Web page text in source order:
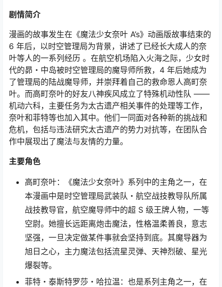
剧情简介
漫画的故事发生在《魔法少女奈叶 A’s》动画版故事结束的
6 年后，以时空管理局为背景，讲述了已经长大成人的奈
叶等人的一系列经历 。在航空机场陷入火海之际，少女时
代的昴・中岛被时空管理局的魔导师所救，4 年后她成为
了管理局的陆战魔导师，并崇拜着自己的救命恩人高町奈
叶。而高町奈叶的好友八神疾风成立了特殊机动性队 ——
机动六科，主要任务为太古遗产相关事件的处理等工作，
奈叶和菲特等也加入其中。他们一同面对各种新的挑战和
危机，包括与违法研究太古遗产的势力对抗等，在团队合
作中展现出了魔法与友情的力量。
主要角色
高町奈叶：《魔法少女奈叶》系列中的主角之一，在
本漫画中是时空管理局武装队・航空战技教导队所属
战技教导官，航空魔导师中的超 S 级王牌人物，一等
空尉。她擅长远距离炮击魔法，性格温柔善良，意志
坚强，一旦决定做某件事就会坚持到底。其魔导器为
旭日之心，主力魔法包括流星灵弹、天神烈破、星光
爆裂等。
菲特・泰斯特罗莎・哈拉温：也是系列主角之一，在